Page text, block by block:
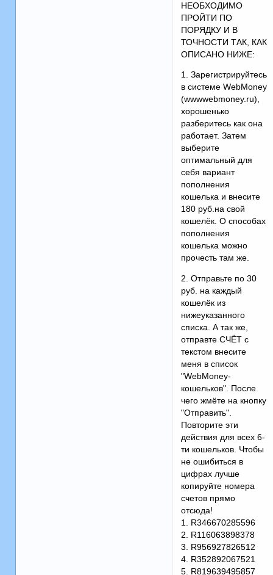
НЕОБХОДИМО
ПРОЙТИ ПО
ПОРЯДКУ И В
ТОЧНОСТИ ТАК, КАК
ОПИСАНО НИЖЕ:
1. Зарегистрируйтесь
в системе WebMoney
(wwwwebmoney.ru),
хорошенько
разберитесь как она
работает. Затем
выберите
оптимальный для
себя вариант
пополнения
кошелька и внесите
180 руб.на свой
кошелёк. О способах
пополнения
кошелька можно
прочесть там же.
2. Отправьте по 30
руб. на каждый
кошелёк из
нижеуказанного
списка. А так же,
отправте СЧЁТ с
текстом внесите
меня в список
"WebMoney-
кошельков". После
чего жмёте на кнопку
"Отправить".
Повторите эти
действия для всех 6-
ти кошельков. Чтобы
не ошибиться в
цифрах лучше
копируйте номера
счетов прямо
отсюда!
1. R346670285596
2. R116063898378
3. R956927826512
4. R352892067521
5. R819639495857